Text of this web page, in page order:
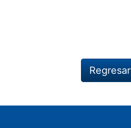
Regresar